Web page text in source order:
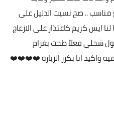
مناسب .. صح نسيت الدليل على
ايس كريم كاعتذار على الازعاج
شخلي فعلاً طحت بغرام
واكيد انا بكرر الزيارة ❤️❤️❤️❤️